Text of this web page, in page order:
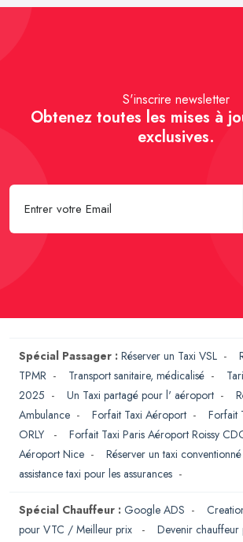
S'inscrire newsletter
Obtenez toutes les mises à
exclusives.
Spécial Passager : Réserver un Taxi VSL -
TPMR - Transport sanitaire, médicalisé -
2025 - Un Taxi partagé pour l' aéroport -
Ambulance - Forfait Taxi Aéroport - Forfait
ORLY
- Forfait Taxi Paris Aéroport Roissy
Aéroport Nice - Réserver un taxi conventionné
assistance taxi pour les assurances -
Spécial Chauffeur : Google ADS -
pour VTC / Meilleur prix
- Devenir chauffeur